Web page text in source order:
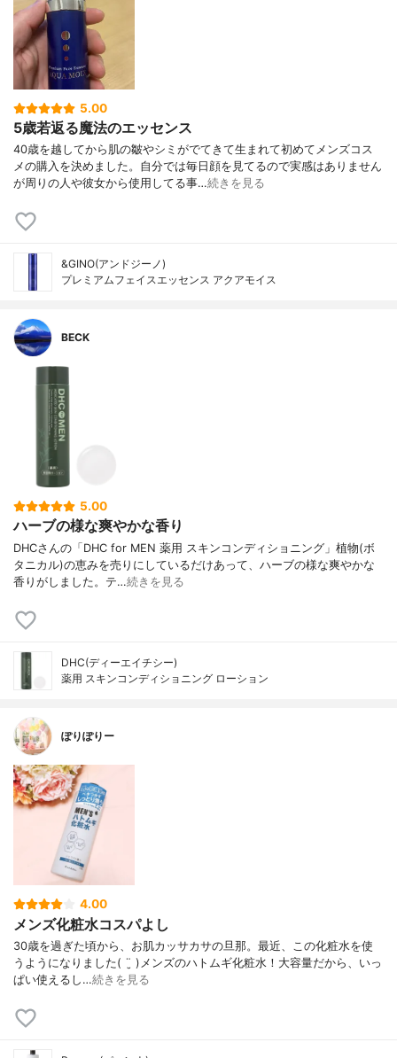
5.00
5歳若返る魔法のエッセンス
40歳を越してから肌の皺やシミがでてきて生まれて初めてメンズコス
メの購入を決めました。自分では毎日顔を見てるので実感はありません
が周りの人や彼女から使用してる事…続きを見る
&GINO(アンドジーノ)
プレミアムフェイスエッセンス アクアモイス
BECK
5.00
ハーブの様な爽やかな香り
DHCさんの「DHC for MEN 薬用 スキンコンディショニング」植物(ボ
タニカル)の恵みを売りにしているだけあって、ハーブの様な爽やかな
香りがしました。テ…続きを見る
DHC(ディーエイチシー)
薬用 スキンコンディショニング ローション
ぽりぽりー
4.00
メンズ化粧水コスパよし
30歳を過ぎた頃から、お肌カッサカサの旦那。 最近、この化粧水を使
うようになりました( ¨̮ ) メンズのハトムギ化粧水！ 大容量だから、いっ
ぱい使えるし…続きを見る